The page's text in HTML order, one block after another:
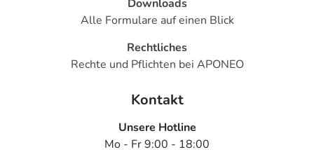
Downloads
Alle Formulare auf einen Blick
Rechtliches
Rechte und Pflichten bei APONEO
Kontakt
Unsere Hotline
Mo - Fr 9:00 - 18:00